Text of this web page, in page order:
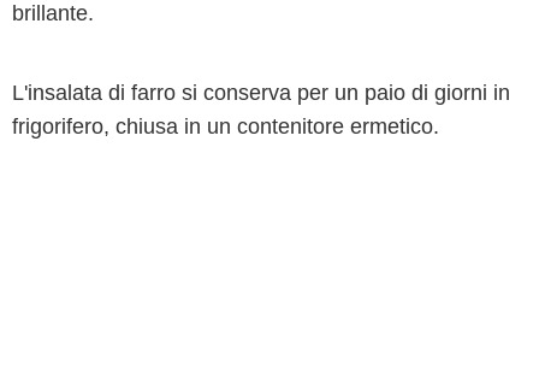
brillante.
L'insalata di farro si conserva per un paio di giorni in
frigorifero, chiusa in un contenitore ermetico.